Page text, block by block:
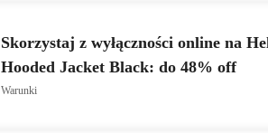
Skorzystaj z wyłączności online na
Hooded Jacket Black: do 48% off
Warunki